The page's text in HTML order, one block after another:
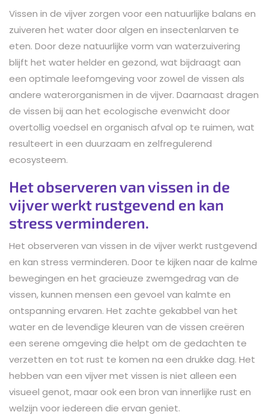
Vissen in de vijver zorgen voor een natuurlijke balans en
zuiveren het water door algen en insectenlarven te
eten. Door deze natuurlijke vorm van waterzuivering
blijft het water helder en gezond, wat bijdraagt aan
een optimale leefomgeving voor zowel de vissen als
andere waterorganismen in de vijver. Daarnaast dragen
de vissen bij aan het ecologische evenwicht door
overtollig voedsel en organisch afval op te ruimen, wat
resulteert in een duurzaam en zelfregulerend
ecosysteem.
Het observeren van vissen in de
vijver werkt rustgevend en kan
stress verminderen.
Het observeren van vissen in de vijver werkt rustgevend
en kan stress verminderen. Door te kijken naar de kalme
bewegingen en het gracieuze zwemgedrag van de
vissen, kunnen mensen een gevoel van kalmte en
ontspanning ervaren. Het zachte gekabbel van het
water en de levendige kleuren van de vissen creëren
een serene omgeving die helpt om de gedachten te
verzetten en tot rust te komen na een drukke dag. Het
hebben van een vijver met vissen is niet alleen een
visueel genot, maar ook een bron van innerlijke rust en
welzijn voor iedereen die ervan geniet.